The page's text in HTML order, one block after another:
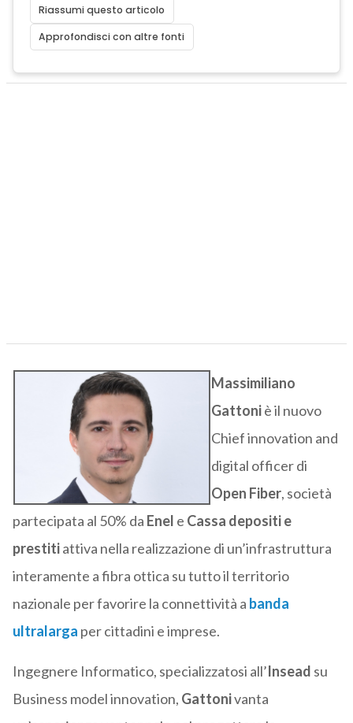
Riassumi questo articolo
Approfondisci con altre fonti
Massimiliano
Gattoniè il nuovo
Chief innovation and
digital officer di
Open Fiber, società
partecipata al 50% da Enel e Cassa depositi e
prestitiattiva nella realizzazione di un’infrastruttura
interamente a fibra ottica su tutto il territorio
nazionale per favorire la connettività a banda
ultralarga per cittadini e imprese.
Ingegnere Informatico, specializzatosi all’Insead su
Business model innovation, Gattonivanta